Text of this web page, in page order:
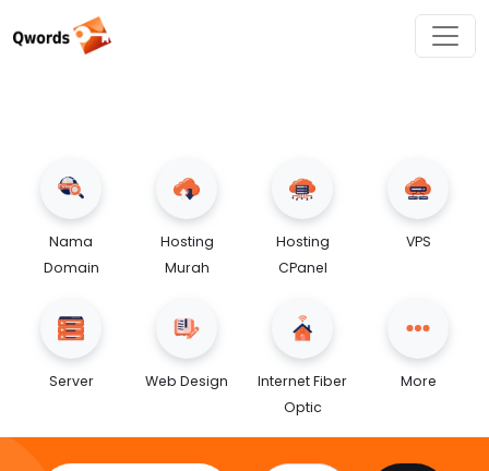
Nama
Domain
Hosting
Murah
Hosting
CPanel
VPS
Server Web Design
Internet Fiber
Optic
More